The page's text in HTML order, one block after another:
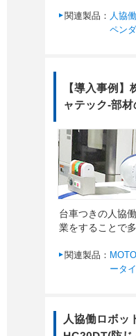
関連製品： 人協
ペン
【導入事例
ャテック-部
台車つきの人協
業をすることで
関連製品：
ータ
人協働ロボッ